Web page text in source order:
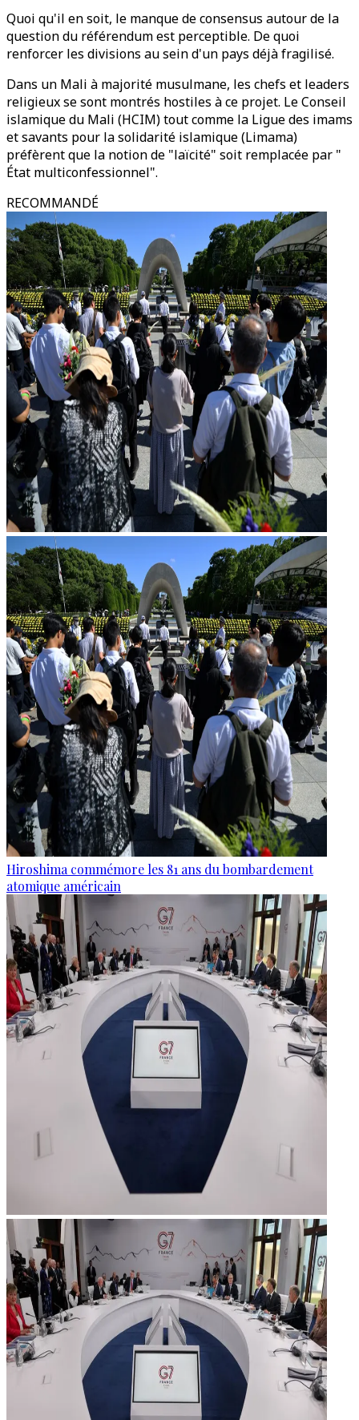
Quoi qu'il en soit, le manque de consensus autour de la
question du référendum est perceptible. De quoi
renforcer les divisions au sein d'un pays déjà fragilisé.
Dans un Mali à majorité musulmane, les chefs et leaders
religieux se sont montrés hostiles à ce projet. Le Conseil
islamique du Mali (HCIM) tout comme la Ligue des imams
et savants pour la solidarité islamique (Limama)
préfèrent que la notion de "laïcité" soit remplacée par "
État multiconfessionnel".
RECOMMANDÉ
Hiroshima commémore les 81 ans du bombardement
atomique américain